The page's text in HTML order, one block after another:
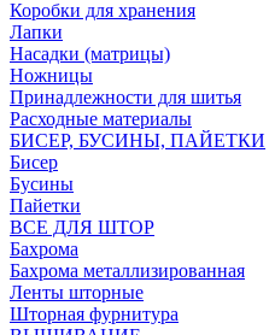
Коробки для хранения
Лапки
Насадки (матрицы)
Ножницы
Принадлежности для шитья
Расходные материалы
БИСЕР, БУСИНЫ, ПАЙЕТКИ
Бисер
Бусины
Пайетки
ВСЕ ДЛЯ ШТОР
Бахрома
Бахрома металлизированная
Ленты шторные
Шторная фурнитура